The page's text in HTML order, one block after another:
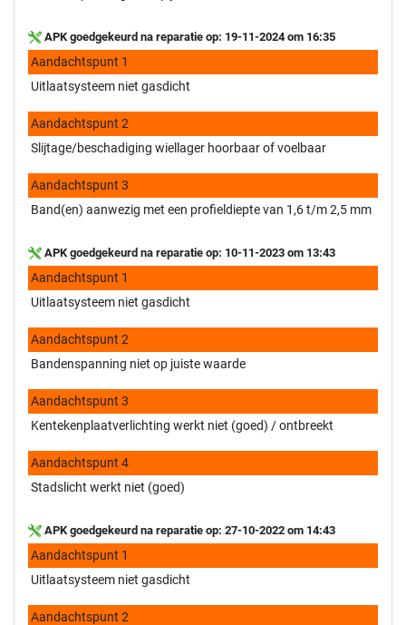
APK goedgekeurd na reparatie op: 19-11-2024 om 16:35
Aandachtspunt 1
Uitlaatsysteem niet gasdicht
Aandachtspunt 2
Slijtage/beschadiging wiellager hoorbaar of voelbaar
Aandachtspunt 3
Band(en) aanwezig met een profieldiepte van 1,6 t/m 2,5 mm
APK goedgekeurd na reparatie op: 10-11-2023 om 13:43
Aandachtspunt 1
Uitlaatsysteem niet gasdicht
Aandachtspunt 2
Bandenspanning niet op juiste waarde
Aandachtspunt 3
Kentekenplaatverlichting werkt niet (goed) / ontbreekt
Aandachtspunt 4
Stadslicht werkt niet (goed)
APK goedgekeurd na reparatie op: 27-10-2022 om 14:43
Aandachtspunt 1
Uitlaatsysteem niet gasdicht
Aandachtspunt 2